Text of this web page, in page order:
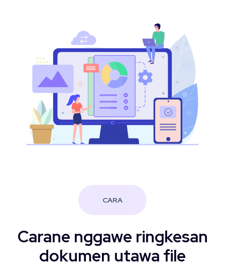
CARA
Carane nggawe ringkesan
dokumen utawa file